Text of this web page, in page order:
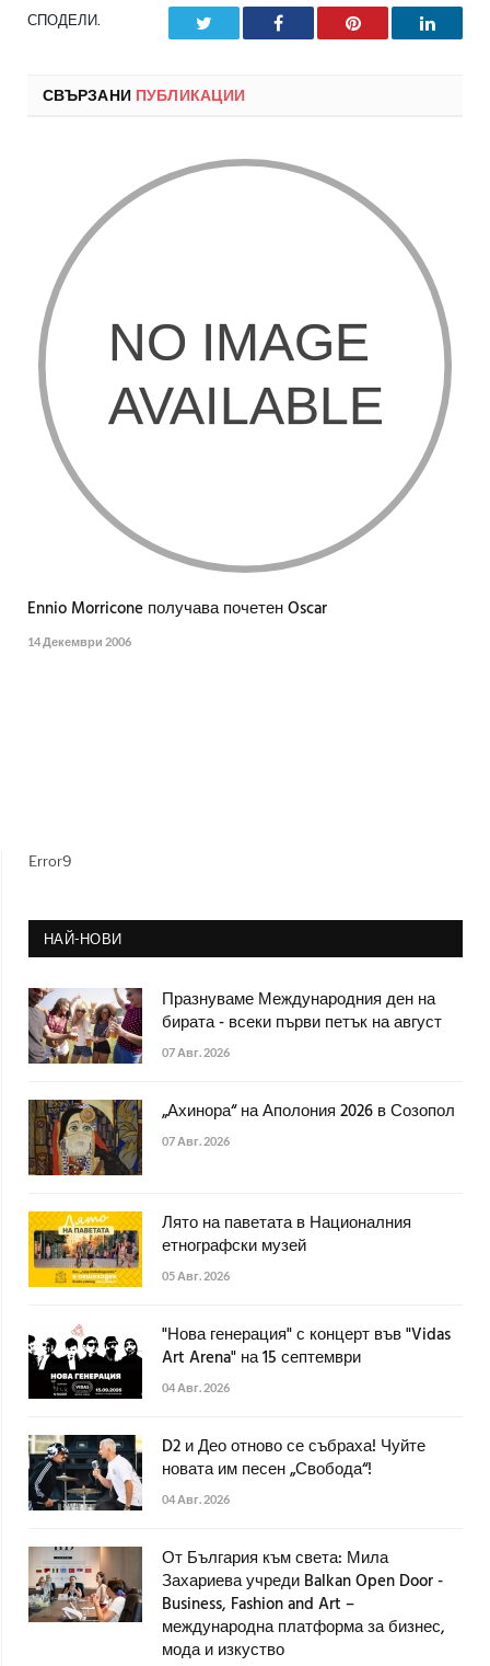
СПОДЕЛИ. Facebook Pinterest
СВЪРЗАНИ ПУБЛИКАЦИИ
Ennio Morricone получава почетен Oscar
14 Декември 2006
Error9
НАЙ-НОВИ
Празнуваме Международния ден на
бирата - всеки първи петък на август
07 Авг. 2026
„Ахинора“ на Аполония 2026 в Созопол
07 Авг. 2026
Лято на паветата в Националния
етнографски музей
05 Авг. 2026
"Нова генерация" с концерт във "Vidas
Art Arena" на 15 септември
04 Авг. 2026
D2 и Део отново се събраха! Чуйте
новата им песен „Свобода“!
04 Авг. 2026
От България към света: Мила
Захариева учреди Balkan Open Door -
Business, Fashion and Art –
международна платформа за бизнес,
мода и изкуство